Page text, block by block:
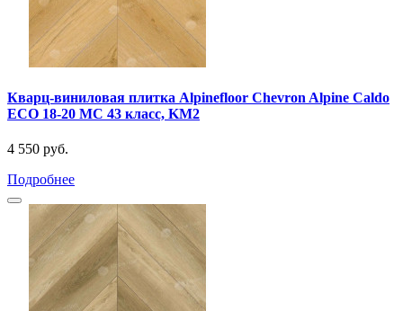
Кварц-виниловая плитка Alpinefloor Chevron Alpine Caldo
ECO 18-20 MC 43 класс, KM2
4 550 руб.
Подробнее